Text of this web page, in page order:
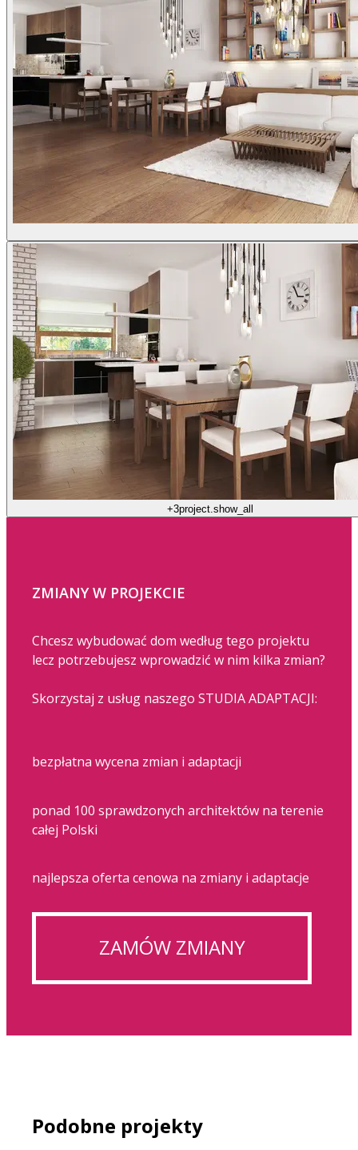
+3project.show_all
ZMIANY W PROJEKCIE
Chcesz wybudować dom według tego projektu
lecz potrzebujesz wprowadzić w nim kilka zmian?
Skorzystaj z usług naszego STUDIA ADAPTACJI:
bezpłatna wycena zmian i adaptacji
ponad 100 sprawdzonych architektów na terenie
całej Polski
najlepsza oferta cenowa na zmiany i adaptacje
ZAMÓW ZMIANY
Podobne projekty